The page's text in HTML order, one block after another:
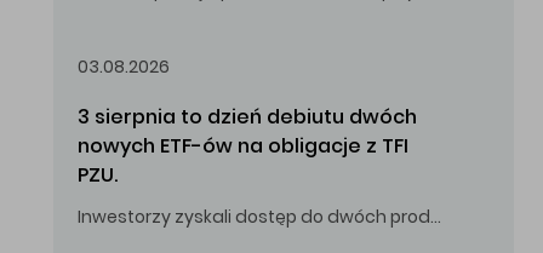
03.08.2026
3 sierpnia to dzień debiutu dwóch
nowych ETF-ów na obligacje z TFI
PZU.
Inwestorzy zyskali dostęp do dwóch produktów umożliwiających inwestowanie w obligacje skarbowe.